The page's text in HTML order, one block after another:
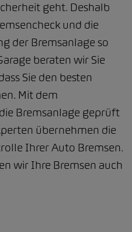
geht. Deshalb
und die
der Bremsanlage so
beraten wir Sie
Sie den besten
Mit dem
Bremsanlage geprüft
übernehmen die
Ihrer Auto Bremsen.
wir Ihre Bremsen auch